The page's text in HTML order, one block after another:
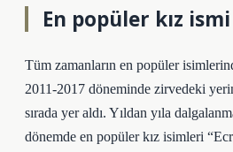
En popüler kız
Tüm zamanların en popüler
2011-2017 döneminde zirvedeki
sırada yer aldı. Yıldan yıla
dönemde en popüler kız isimleri